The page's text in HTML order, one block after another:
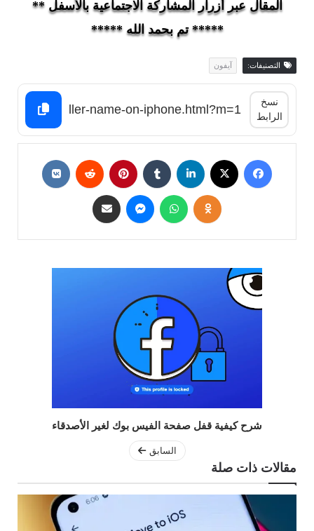
المقال عبر أزرار المشاركة الاجتماعية بالأسفل **
***** تم بحمد الله *****
التصنيفات: آيفون
نسخ
الرابط
شرح كيفية قفل صفحة الفيس بوك لغير الأصدقاء
السابق
مقالات ذات صلة